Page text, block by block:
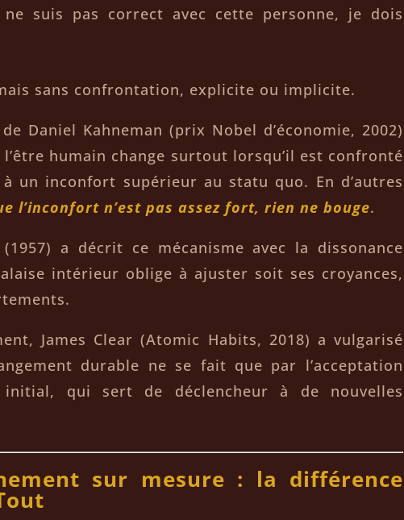
suis pas correct avec cette personne, je dois
sans confrontation, explicite ou implicite.
Daniel Kahneman (prix Nobel d’économie, 2002)
humain change surtout lorsqu’il est confronté
un inconfort supérieur au statu quo. En d’autres
l’inconfort n’est pas assez fort, rien ne bouge.
a décrit ce mécanisme avec la dissonance
intérieur oblige à ajuster soit ses croyances,
James Clear (Atomic Habits, 2018) a vulgarisé
durable ne se fait que par l’acceptation
initial, qui sert de déclencheur à de nouvelles
sur mesure : la différence